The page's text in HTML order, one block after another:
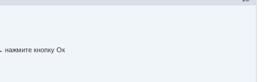
нажмите кнопку Ок